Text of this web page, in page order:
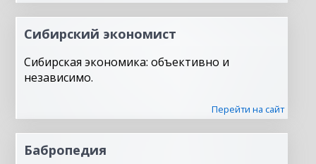
Сибирский экономист
Сибирская экономика: объективно и
независимо.
Перейти на сайт
Бабропедия